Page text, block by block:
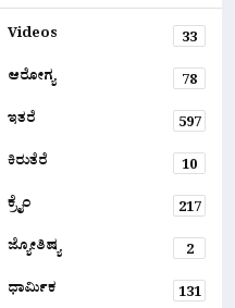
Videos
33
ಆರೋಗ್ಯ
78
ಇತರೆ
597
ಕಿರುತೆರೆ
10
ಕ್ರೈಂ
217
ಜ್ಯೋತಿಷ್ಯ
2
ಧಾರ್ಮಿಕ
131